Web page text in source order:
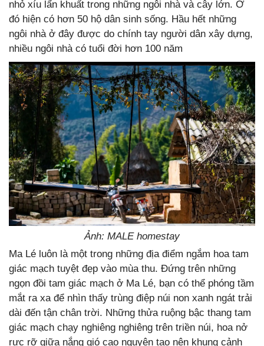
nhỏ xíu lẩn khuất trong những ngôi nhà và cây lớn. Ở
đó hiện có hơn 50 hộ dân sinh sống. Hầu hết những
ngôi nhà ở đây được do chính tay người dân xây dựng,
nhiều ngôi nhà có tuổi đời hơn 100 năm
Ảnh: MALE homestay
Ma Lé luôn là một trong những địa điểm ngắm hoa tam
giác mạch tuyệt đẹp vào mùa thu. Đứng trên những
ngọn đồi tam giác mạch ở Ma Lé, bạn có thể phóng tầm
mắt ra xa để nhìn thấy trùng điệp núi non xanh ngát trải
dài đến tận chân trời. Những thửa ruộng bậc thang tam
giác mạch chạy nghiêng nghiêng trên triền núi, hoa nở
rực rỡ giữa nắng gió cao nguyên tạo nên khung cảnh